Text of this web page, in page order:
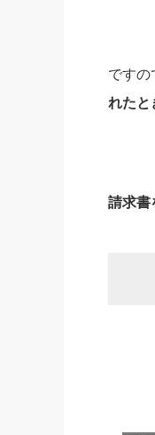
ですの
れたと
請求書